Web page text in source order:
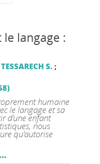
le langage :
TESSARECH S.;
humaine
le langage et sa
d’une enfant
nous
qu’autorise